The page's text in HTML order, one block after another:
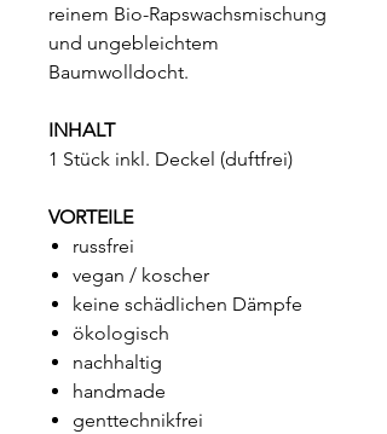
reinem Bio-Rapswachsmischung
und ungebleichtem
Baumwolldocht.
INHALT
1 Stück inkl. Deckel (duftfrei)
VORTEILE
russfrei
vegan / koscher
keine schädlichen Dämpfe
ökologisch
nachhaltig
handmade
genttechnikfrei